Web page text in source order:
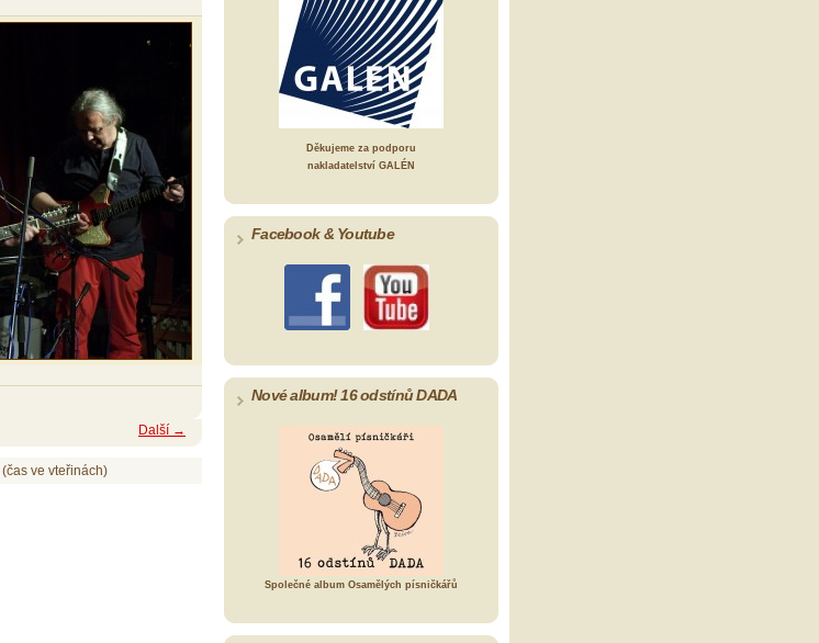
Další →
(čas ve vteřinách)
Děkujeme za podporu
nakladatelství GALÉN
Facebook & Youtube
Nové album! 16 odstínů DADA
Společné album Osamělých písničkářů